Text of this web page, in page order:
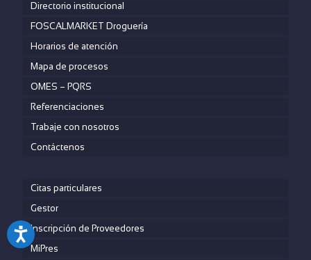
Directorio institucional
FOSCALMARKET Droguería
Horarios de atención
Mapa de procesos
OMES – PQRS
Referenciaciones
Trabaje con nosotros
Contáctenos
Citas particulares
Gestor
Inscripción de Proveedores
MiPres